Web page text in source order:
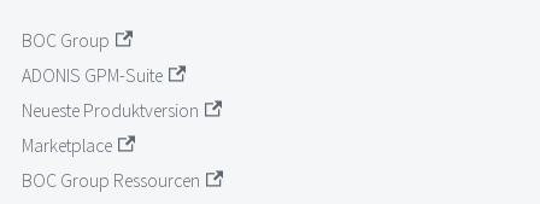
BOC Group
ADONIS GPM-Suite
Neueste Produktversion
Marketplace
BOC Group Ressourcen